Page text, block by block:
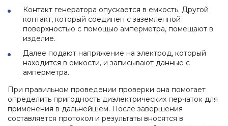
Контакт генератора опускается в емкость. Другой
контакт, который соединен с заземленной
поверхностью с помощью амперметра, помещают в
изделие.
Далее подают напряжение на электрод, который
находится в емкости, и записывают данные с
амперметра.
При правильном проведении проверки она помогает
определить пригодность диэлектрических перчаток для
применения в дальнейшем. После завершения
составляется протокол и результаты вносятся в